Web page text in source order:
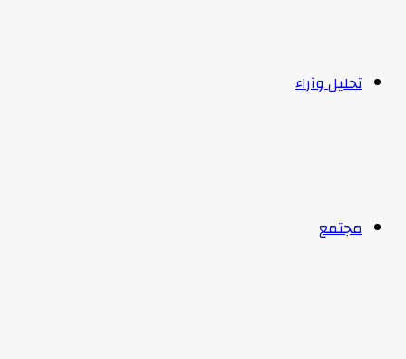
تحليل وآراء
مجتمع